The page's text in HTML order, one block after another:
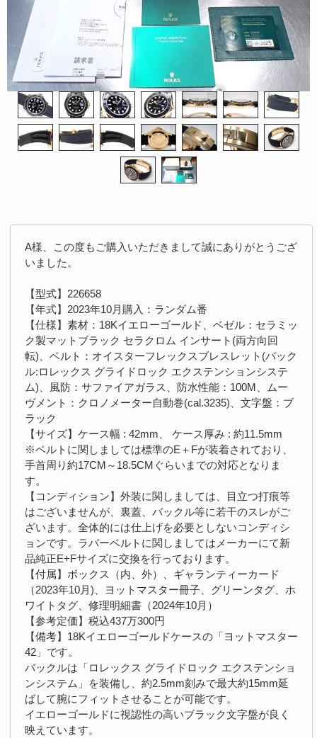
A様、この度もご購入いただきまして誠にありがとうござ
いました。
【型式】226658
【年式】2023年10月購入：ランダム番
【仕様】素材：18Kイエローゴールド、ベゼル：セラミッ
ク製マットブラック セラクロム インサート(両方向回
転)、ベルト：オイスターフレックスブレスレット(バック
ル:ロレックス グライドロック エクステンションシステ
ム)、風防：サファイアガラス、防水性能：100M、ムー
ヴメント：クロノメーター自動巻(cal.3235)、文字盤：ブ
ラック
【サイズ】ケース幅 : 42mm、 ケース厚み : 約11.5mm
※ベルトに関しましては標準のE＋Fが装着されており、
手首周り約17CM～18.5CMぐらいまでの対応となりま
す。
【コンディション】外装に関しましては、目立つ打痕等
はございませんが、裏蓋、バックル等に若干のスレがご
ざいます。全体的には仕上げを必要としないコンディシ
ョンです。ラバーベルトに関しましてはメーカーにて新
品純正E+Fサイズに交換を行っております。
【付属】ボックス（内、外）、ギャランティーカード
（2023年10月)、ヨットマスター冊子、グリーンタグ、ホ
ワイトタグ、修理明細書（2024年10月）
【参考定価】税込437万300円
【備考】18Kイエローゴールドケースの「ヨットマスター
42」です。
バックルは「ロレックス グライドロック エクステンショ
ンシステム」を装備し、約2.5mm刻みで最大約15mm延
ばして腕にフィットさせることが可能です。
イエローゴールドに視認性の高いブラック文字盤が良く
映えています。